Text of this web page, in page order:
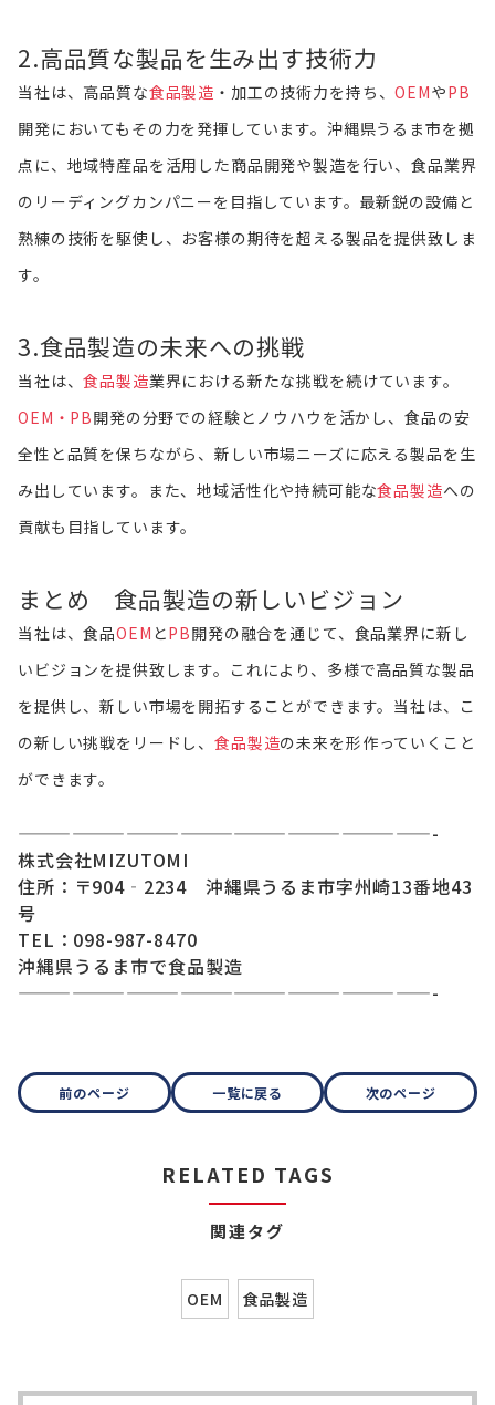
2.高品質な製品を生み出す技術力
当社は、高品質な食品製造 ・加工の技術力を持ち、OEMやPB
開発においてもその力を発揮しています。沖縄県うるま市を拠
点に、地域特産品を活用した商品開発や製造を行い、食品業界
のリーディングカンパニーを目指しています。最新鋭の設備と
熟練の技術を駆使し、お客様の期待を超える製品を提供致しま
す。
3.食品製造の未来への挑戦
当社は、食品製造業界における新たな挑戦を続けています。
OEM・PB開発の分野での経験とノウハウを活かし、食品の安
全性と品質を保ちながら、新しい市場ニーズに応える製品を生
み出しています。また、地域活性化や持続可能な食品製造への
貢献も目指しています。
まとめ 食品製造の新しいビジョン
当社は、食品OEM とPB開発の融合を通じて、食品業界に新し
いビジョンを提供致します。これにより、多様で高品質な製品
を提供し、新しい市場を開拓することができます。当社は、こ
の新しい挑戦をリードし、食品製造の未来を形作っていくこと
ができます。
———————————————————————-
株式会社MIZUTOMI
住所：〒904‐2234 沖縄県うるま市字州崎13番地43
号
TEL：098-987-8470
沖縄県うるま市で食品製造
———————————————————————-
前のページ 一覧に戻る 次のページ
RELATED TAGS
関連タグ
OEM 食品製造